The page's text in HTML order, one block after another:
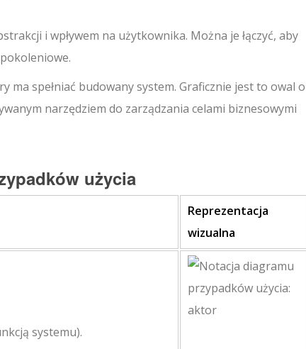
i wpływem na użytkownika. Można je łączyć, aby
spełniać budowany system. Graficznie jest to owal o
narzędziem do zarządzania celami biznesowymi
użycia
Reprezentacja
wizualna
systemu).